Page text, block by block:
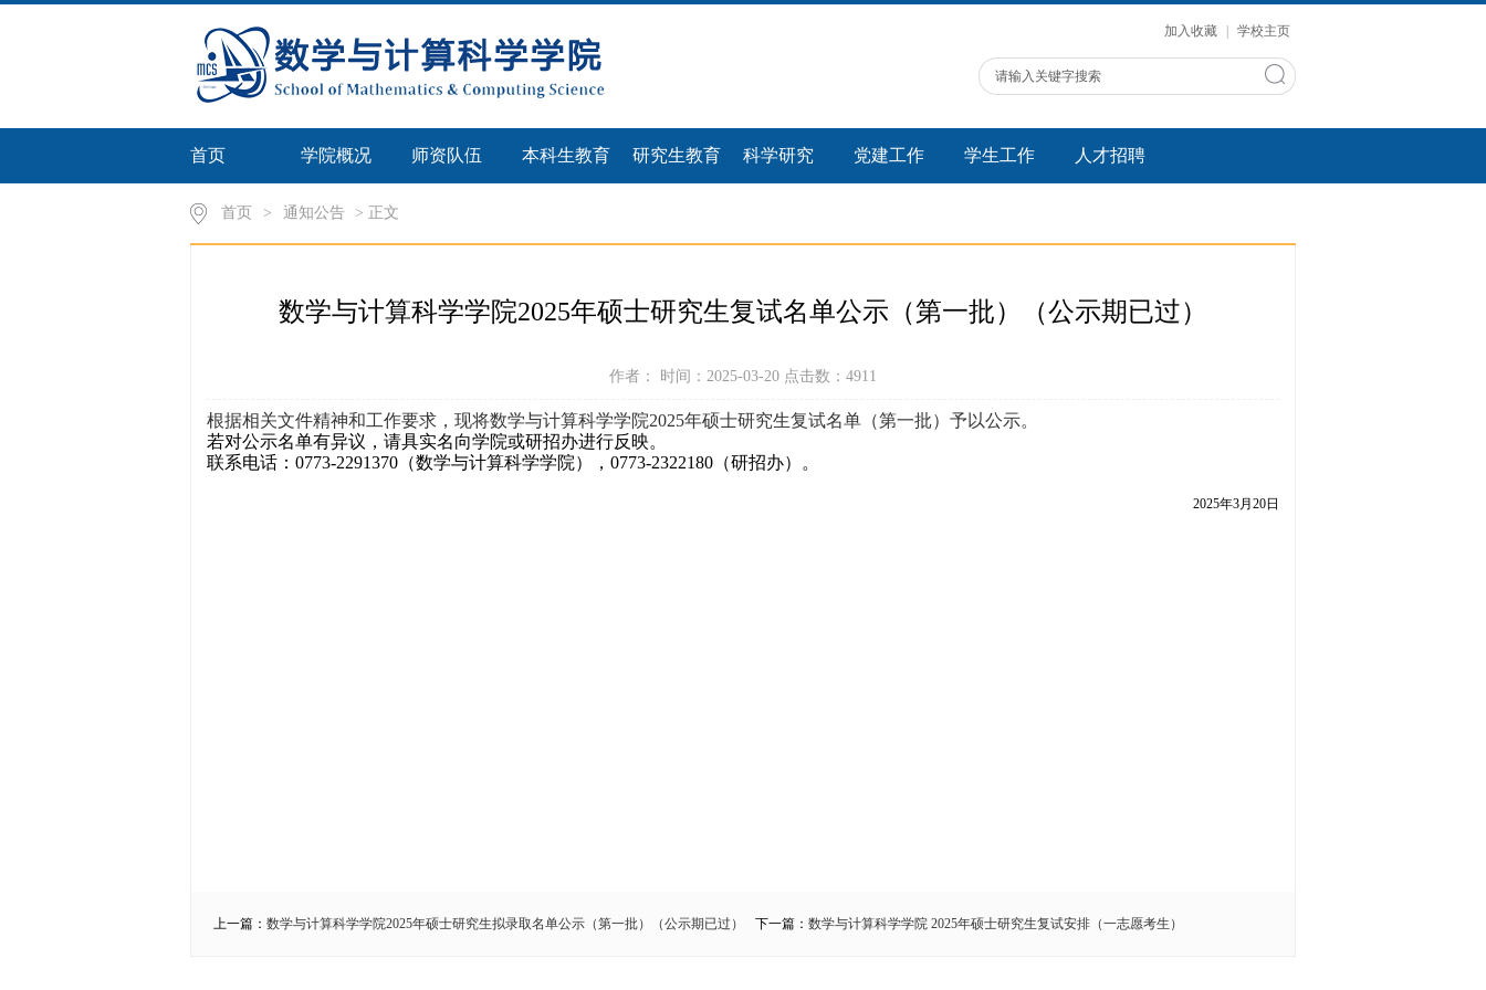
加入收藏 学校主页
首页 学院概况 师资队伍 本科生教育 研究生教育 科学研究 党建工作 学生工作 人才招聘
首页 > 通知公告 > 正文
数学与计算科学学院2025年硕士研究生复试名单公示（第一批）（公示期已过）
作者： 时间：2025-03-20 点击数： 4911
根据相关文件精神和工作要求，现将数学与计算科学学院2025年硕士研究生复试名单（第一批）予以公示。
若对公示名单有异议，请具实名向学院或研招办进行反映。
联系电话： 0773-2291370 （数学与计算科学学院）， 0773-2322180 （研招办）。
2025年3月 20日
上一篇： 数学与计算科学学院2025年硕士研究生拟录取名单公示（第一批）（公示期已过） 下一篇： 数学与计算科学学院 2025年硕士研究生复试安排（一志愿考生）